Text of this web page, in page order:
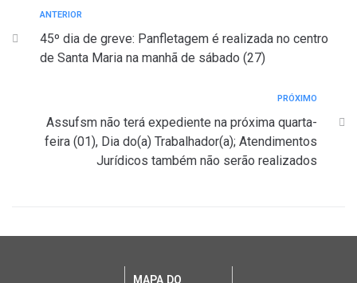
ANTERIOR
45º dia de greve: Panfletagem é realizada no centro
de Santa Maria na manhã de sábado (27)
PRÓXIMO
Assufsm não terá expediente na próxima quarta-
feira (01), Dia do(a) Trabalhador(a); Atendimentos
Jurídicos também não serão realizados
MAPA DO